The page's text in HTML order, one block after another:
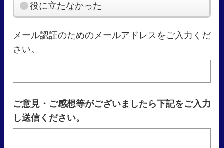
役に立たなかった
メール認証のためのメールアドレスをご入力くだ
さい。
ご意見・ご感想等がございましたら下記をご入力
し送信ください。